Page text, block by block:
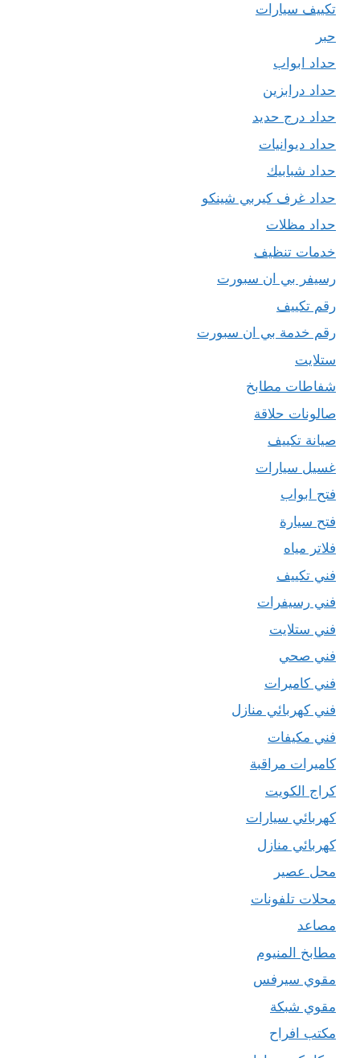
تكييف سيارات
حبر
حداد ابواب
حداد درابزين
حداد درج حديد
حداد ديوانيات
حداد شبابيك
حداد غرف كيربي شينكو
حداد مظلات
خدمات تنظيف
رسيفر بي ان سبورت
رقم تكييف
رقم خدمة بي ان سبورت
ستلايت
شفاطات مطابخ
صالونات حلاقة
صيانة تكييف
غسيل سيارات
فتح ابواب
فتح سيارة
فلاتر مياه
فني تكييف
فني رسيفرات
فني ستلايت
فني صحي
فني كاميرات
فني كهربائي منازل
فني مكيفات
كاميرات مراقبة
كراج الكويت
كهربائي سيارات
كهربائي منازل
محل عصير
محلات تلفونات
مصاعد
مطابخ المنيوم
مقوي سيرفس
مقوي شبكة
مكتب افراح